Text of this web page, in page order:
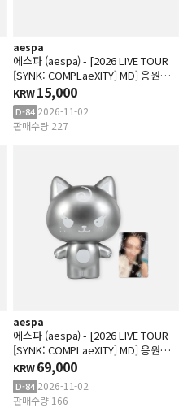
aespa
에스파 (aespa) - [2026 LIVE TOUR
[SYNK: COMPLaeXITY] MD] 응원봉
케이스 ACC
KRW15,000
D-84 2026-11-02
판매수량 227
aespa
에스파 (aespa) - [2026 LIVE TOUR
[SYNK: COMPLaeXITY] MD] 응원봉
케이스 SET_B ver. (SILVER)
KRW69,000
D-84 2026-11-02
판매수량 166